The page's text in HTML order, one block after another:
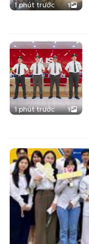
1 phút trước 1
1 phút trước 1